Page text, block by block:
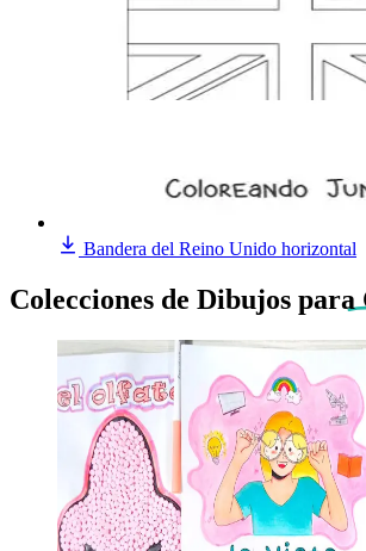
Bandera del Reino Unido horizontal
Colecciones de Dibujos para